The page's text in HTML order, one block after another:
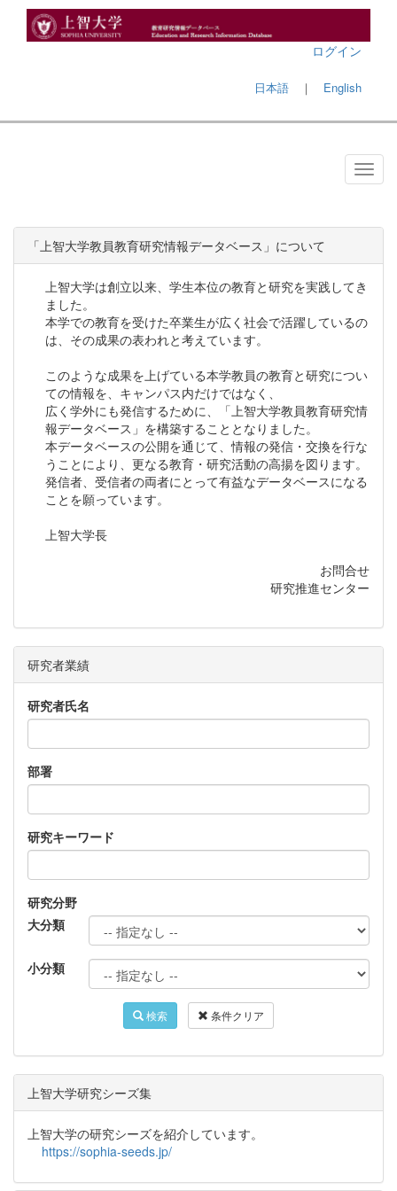
ログイン
日本語 ｜ English
「上智大学教員教育研究情報データベース」について
上智大学は創立以来、学生本位の教育と研究を実践してき
ました。
本学での教育を受けた卒業生が広く社会で活躍しているの
は、その成果の表われと考えています。
このような成果を上げている本学教員の教育と研究につい
ての情報を、キャンパス内だけではなく、
広く学外にも発信するために、「上智大学教員教育研究情
報データベース」を構築することとなりました。
本データベースの公開を通じて、情報の発信・交換を行な
うことにより、更なる教育・研究活動の高揚を図ります。
発信者、受信者の両者にとって有益なデータベースになる
ことを願っています。
上智大学長
お問合せ
研究推進センター
研究者業績
研究者氏名
部署
研究キーワード
研究分野
大分類
小分類
検索 条件クリア
上智大学研究シーズ集
上智大学の研究シーズを紹介しています。
https://sophia-seeds.jp/